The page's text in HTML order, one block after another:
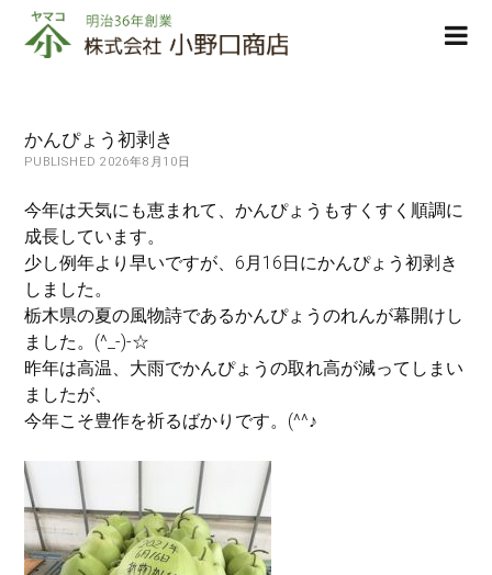
株
式
小
野
商
店
かんぴょう初剥き
PUBLISHED 2026年8月10日
今年は天気にも恵まれて、かんぴょうもすくすく順調に
成長しています。
少し例年より早いですが、6月16日にかんぴょう初剥き
しました。
栃木県の夏の風物詩であるかんぴょうのれんが幕開けし
ました。(^_-)-☆
昨年は高温、大雨でかんぴょうの取れ高が減ってしまい
ましたが、
今年こそ豊作を祈るばかりです。(^^♪